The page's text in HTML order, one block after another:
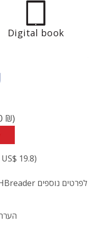
Digital book
price
discount
₪)
19.8)